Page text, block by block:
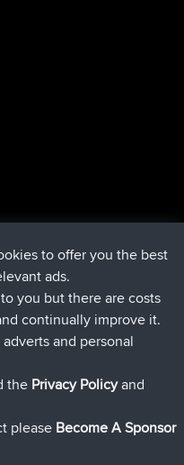
BBRNu
4 min geleden
10 min geleden
BBR1 hr, 37 min
1 hr, 49 min geleden
Exmoor and
to offer you the best
ads.
you but there are costs
continually improve it.
and personal
the Privacy Policyand
please Become A Sponsor